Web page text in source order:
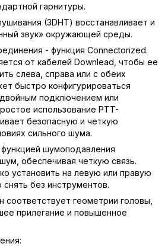
гарнитуры.
(3DHT) восстанавливает и
звук» окружающей среды.
- функция Connectorized.
от кабелей Downlead, чтобы ее
слева, справа или с обеих
быстро конфигурироваться
подключением или
использование PTT-
безопасную и четкую
сильного шума.
шумоподавления
обеспечивая четкую связь.
установить на левую или правую
без инструментов.
соответствует геометрии головы,
прилегание и повышенное